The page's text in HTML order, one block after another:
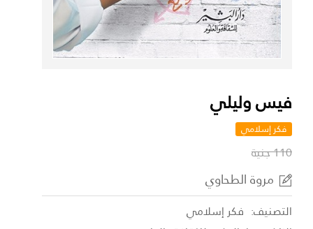
فيس وليلي
فكر إسلامي
110 جنية
مروة الطحاوي
التصنيف: فكر إسلامي